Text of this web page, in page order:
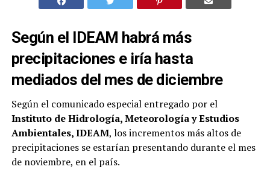
Según el IDEAM habrá más
precipitaciones e iría hasta
mediados del mes de diciembre
Según el comunicado especial entregado por el
Instituto de Hidrología, Meteorología y Estudios
Ambientales, IDEAM, los incrementos más altos de
precipitaciones se estarían presentando durante el mes
de noviembre, en el país.